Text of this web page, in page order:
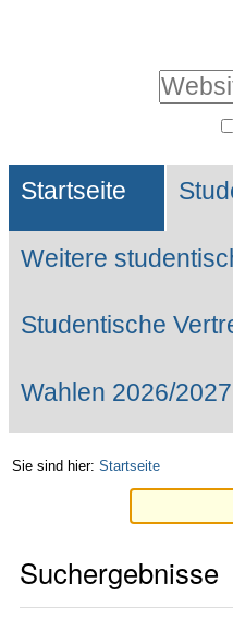
Website
Suche…
Sektionen
Startseite
Weitere
Studentische
Wahlen 2026/2027
Sie sind hier: Startseite
Suchergebnisse